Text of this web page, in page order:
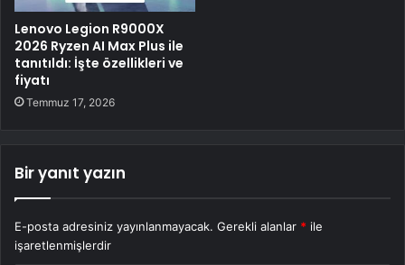
Lenovo Legion R9000X
2026 Ryzen AI Max Plus ile
tanıtıldı: İşte özellikleri ve
fiyatı
Temmuz 17, 2026
Bir yanıt yazın
E-posta adresiniz yayınlanmayacak. Gerekli alanlar * ile
işaretlenmişlerdir